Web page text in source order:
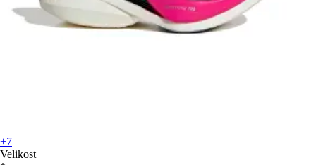
+7
Velikost